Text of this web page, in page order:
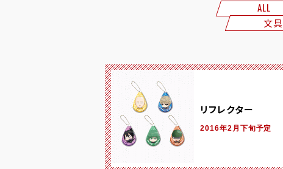
ALL
文具
リフレクター
2016年2月下旬予定